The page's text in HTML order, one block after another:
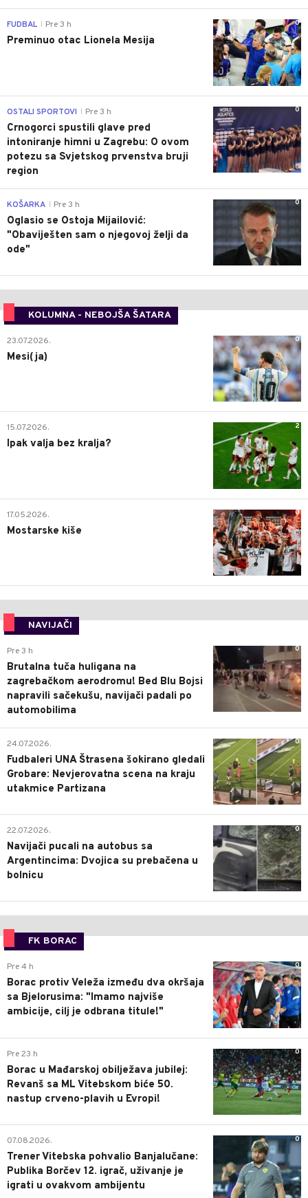
0
FUDBAL Pre 3 h
Preminuo otac Lionela Mesija
0
OSTALI SPORTOVI Pre 3 h
Crnogorci spustili glave pred
intoniranje himni u Zagrebu: O ovom
potezu sa Svjetskog prvenstva bruji
region
0
KOŠARKA Pre 3 h
Oglasio se Ostoja Mijailović:
"Obaviješten sam o njegovoj želji da
ode"
KOLUMNA - NEBOJŠA ŠATARA
0
23.07.2026.
Mesi(ja)
2
15.07.2026.
Ipak valja bez kralja?
0
17.05.2026.
Mostarske kiše
NAVIJAČI
0
Pre 3 h
Brutalna tuča huligana na
zagrebačkom aerodromu! Bed Blu Bojsi
napravili sačekušu, navijači padali po
automobilima
0
24.07.2026.
Fudbaleri UNA Štrasena šokirano gledali
Grobare: Nevjerovatna scena na kraju
utakmice Partizana
0
22.07.2026.
Navijači pucali na autobus sa
Argentincima: Dvojica su prebačena u
bolnicu
FK BORAC
0
Pre 4 h
Borac protiv Veleža između dva okršaja
sa Bjelorusima: "Imamo najviše
ambicije, cilj je odbrana titule!"
0
Pre 23 h
Borac u Mađarskoj obilježava jubilej:
Revanš sa ML Vitebskom biće 50.
nastup crveno-plavih u Evropi!
0
07.08.2026.
Trener Vitebska pohvalio Banjalučane:
Publika Borčev 12. igrač, uživanje je
igrati u ovakvom ambijentu